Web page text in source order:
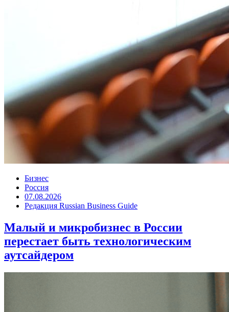
Бизнес
Россия
07.08.2026
Редакция Russian Business Guide
Малый и микробизнес в России
перестает быть технологическим
аутсайдером